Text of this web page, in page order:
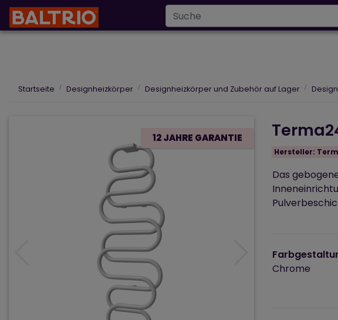
info@baltrio.de
Startseite Designheizkörper Designheizkörper und Zubehör auf Lager
Hersteller:
Das
Chrome
12 JAHRE GARANTIE